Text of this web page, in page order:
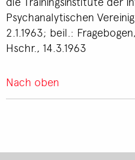
Psychanalytischen
2.1.1963; beil.:
Hschr., 14.3.1963
Nach oben